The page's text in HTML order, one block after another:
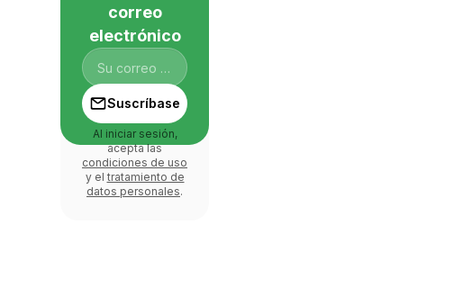
correo
electrónico
Suscríbase
Al iniciar sesión,
acepta las
condiciones de uso
y el tratamiento de
datos personales.